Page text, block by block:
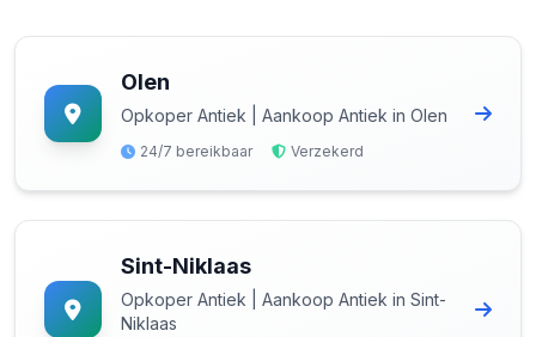
Olen
Opkoper Antiek | Aankoop Antiek in Olen
24/7 bereikbaar Verzekerd
Sint-Niklaas
Opkoper Antiek | Aankoop Antiek in Sint-
Niklaas